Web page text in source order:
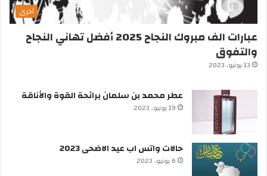
أخرى
عبارات الف مبروك النجاح 2025 أفضل تهاني النجاح
والتفوق
13 يونيو، 2023
عطر محمد بن سلمان برائحة القوة والأناقة
19 يونيو، 2023
حالات واتس اب عيد الاضحى 2023
6 يونيو، 2023